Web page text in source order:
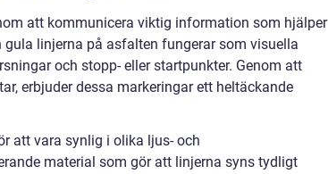
att kommunicera viktig information som hjälper
linjerna på asfalten fungerar som visuella
och stopp- eller startpunkter. Genom att
erbjuder dessa markeringar ett heltäckande
att vara synlig i olika ljus- och
material som gör att linjerna syns tydligt